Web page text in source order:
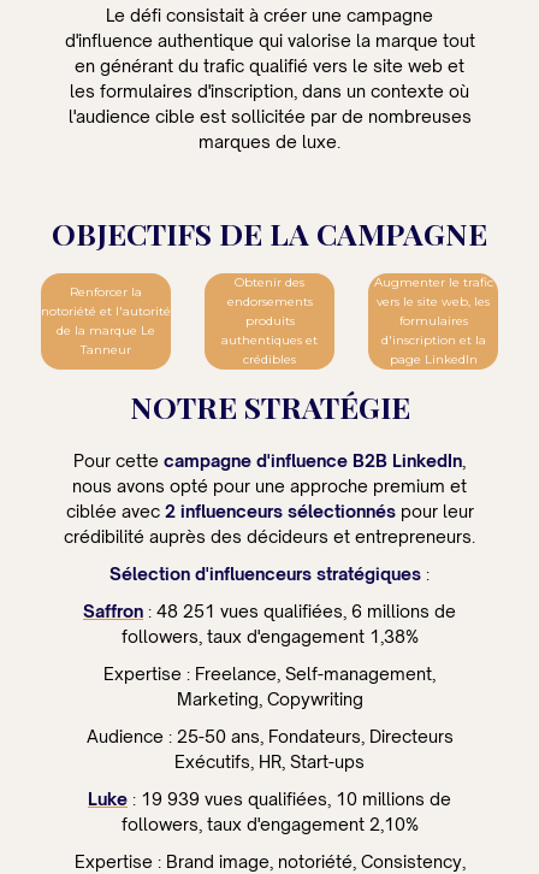
Le défi consistait à créer une campagne
d'influence authentique qui valorise la marque tout
en générant du trafic qualifié vers le site web et
les formulaires d'inscription, dans un contexte où
l'audience cible est sollicitée par de nombreuses
marques de luxe.
OBJECTIFS DE LA CAMPAGNE
Renforcer la
notoriété et l'autorité
de la marque Le
Tanneur
Obtenir des
endorsements
produits
authentiques et
crédibles
Augmenter le trafic
vers le site web, les
formulaires
d'inscription et la
page LinkedIn
NOTRE STRATÉGIE
Pour cette campagne d'influence B2B LinkedIn
nous avons opté pour une approche premium et
ciblée avec 2 influenceurs sélectionnéspour leur
crédibilité auprès des décideurs et entrepreneurs.
Sélection d'influenceurs stratégiques :
Saffron : 48 251 vues qualifiées, 6 millions de
followers, taux d'engagement 1,38%
Expertise : Freelance, Self-management,
Marketing, Copywriting
Audience : 25-50 ans, Fondateurs, Directeurs
Exécutifs, HR, Start-ups
Luke : 19 939 vues qualifiées, 10 millions de
followers, taux d'engagement 2,10%
Expertise : Brand image, notoriété, Consistency,